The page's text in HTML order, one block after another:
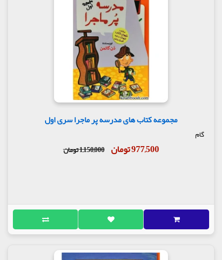
مجموعه کتاب های مدرسه پر ماجرا سری اول
گام
977,500 تومان 1,150,000 تومان